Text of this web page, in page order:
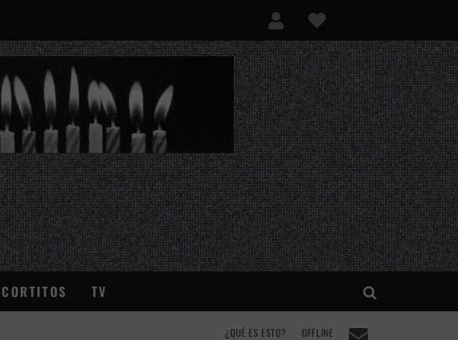
¿QUÉ ES ESTO?
CORTITOS TV
¿QUÉ ES ESTO? OFFLINE